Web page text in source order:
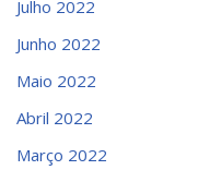
Julho 2022
Junho 2022
Maio 2022
Abril 2022
Março 2022